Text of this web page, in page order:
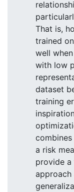
That is,
trained
well
with low
dataset
training
a risk
provide